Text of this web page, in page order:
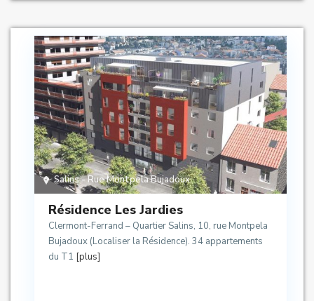
Salins - Rue Montpela Bujadoux,
Résidence Les Jardies
Clermont-Ferrand – Quartier Salins, 10, rue Montpela
Bujadoux (Localiser la Résidence). 34 appartements
du T1 [plus]